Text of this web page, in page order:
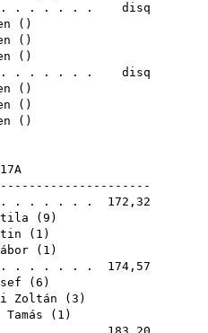
. . . . . . disq
()
()
()
. . . . . . disq
()
()
()
. . . . . . 172,32
( 9 )
( 1 )
( 1 )
. . . . . . 174,57
( 6 )
Zoltán ( 3 )
( 1 )